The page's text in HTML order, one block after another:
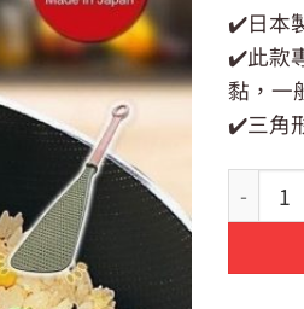
✔️日本
✔️此款
黏，一
✔️三角
【日貨